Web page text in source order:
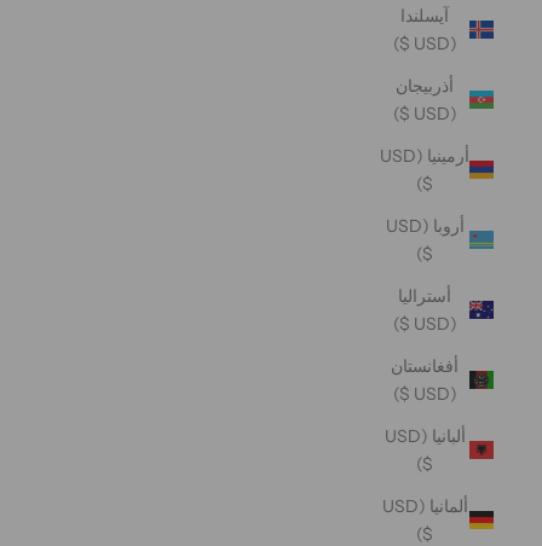
آيسلندا
(USD $)
أذربيجان
(USD $)
أرمينيا (USD
$)
أروبا (USD
$)
أستراليا
(USD $)
أفغانستان
(USD $)
ألبانيا (USD
$)
ألمانيا (USD
$)